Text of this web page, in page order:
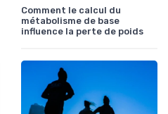
Comment le calcul du
métabolisme de base
influence la perte de poids